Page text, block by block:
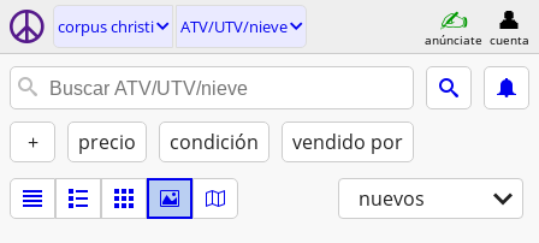
corpus christi ATV/UTV/nieve
anúnciate cuenta
+ precio condición vendido por
nuevos